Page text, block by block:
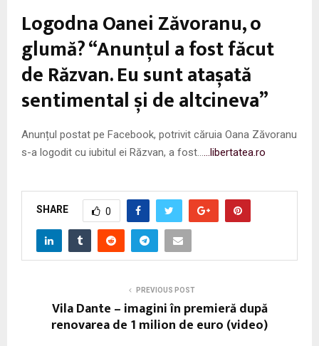
Logodna Oanei Zăvoranu, o
glumă? “Anunțul a fost făcut
de Răzvan. Eu sunt atașată
sentimental și de altcineva”
Anunțul postat pe Facebook, potrivit căruia Oana Zăvoranu
s-a logodit cu iubitul ei Răzvan, a fost…
…libertatea.ro
SHARE 0
PREVIOUS POST
Vila Dante – imagini în premieră după
renovarea de 1 milion de euro (video)